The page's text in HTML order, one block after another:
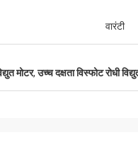
वारंटी
मोटर,उच्च दक्षता विस्फोट रोधी